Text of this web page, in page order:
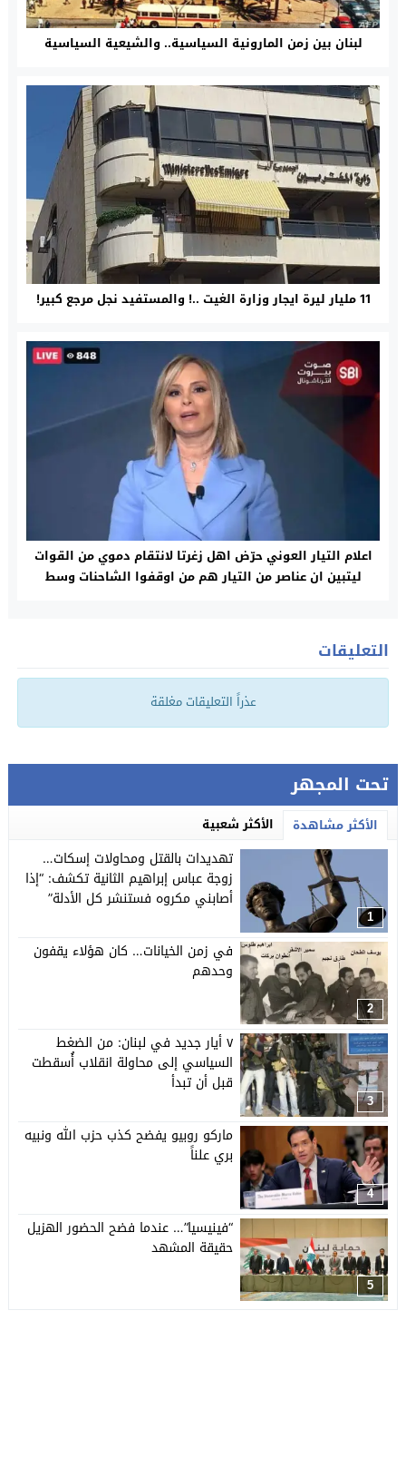
لبنان بين زمن المارونية السياسية.. والشيعية السياسية
11 مليار ليرة ايجار وزارة الغيت ..! والمستفيد نجل مرجع كبير!
اعلام التيار العوني حرّض اهل زغرتا لانتقام دموي من القوات
ليتبين ان عناصر من التيار هم من اوقفوا الشاحنات وسط
التعليقات
عذراً التعليقات مغلقة
تحت المجهر
الأكثر مشاهدة الأكثر شعبية
1
تهديدات بالقتل ومحاولات إسكات…
زوجة عباس إبراهيم الثانية تكشف: “إذا
أصابني مكروه فستنشر كل الأدلة”
2
في زمن الخيانات… كان هؤلاء يقفون
وحدهم
3
٧ أيار جديد في لبنان: من الضغط
السياسي إلى محاولة انقلاب أُسقطت
قبل أن تبدأ
4
ماركو روبيو يفضح كذب حزب الله ونبيه
بري علناً
5
“فينيسيا”… عندما فضح الحضور الهزيل
حقيقة المشهد